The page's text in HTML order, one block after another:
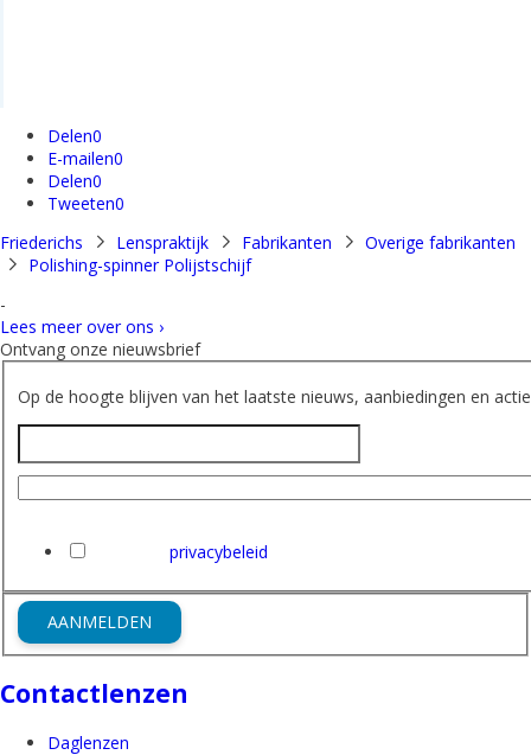
Delen0
E-mailen0
Delen0
Tweeten0
Friederichs
Lenspraktijk Fabrikanten
Overige fabrikanten
Polishing-spinner Polijstschijf
-
Lees meer over ons ›
Ontvang onze nieuwsbrief
Op de hoogte blijven van het laatste nieuws, aanbiedingen en
privacybeleid
AANMELDEN
Contactlenzen
Daglenzen